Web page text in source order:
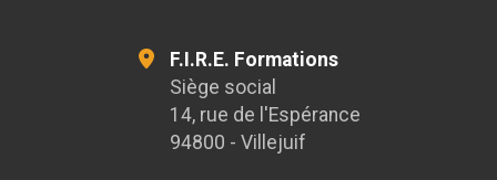
F.I.R.E. Formations
Siège social
14, rue de l'Espérance
94800 - Villejuif